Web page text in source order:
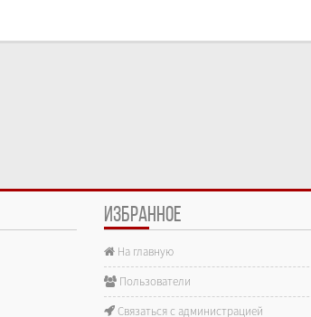
ИЗБРАННОЕ
На главную
Пользователи
Связаться с администрацией